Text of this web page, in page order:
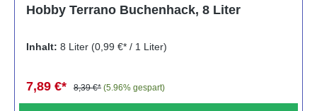
Hobby Terrano Buchenhack, 8 Liter
Inhalt: 8 Liter (0,99 €* / 1 Liter)
7,89 €* 8,39 €* (5.96% gespart)